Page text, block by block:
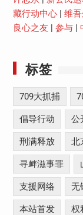
藏行动中心| 维
良心之友 | 参与|
标签
709大抓捕
倡导行动 公
刑满释放 北
寻衅滋事罪
支援网络 无
本站首发 权